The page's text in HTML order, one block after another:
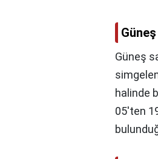
Güneş
halinde
05'ten